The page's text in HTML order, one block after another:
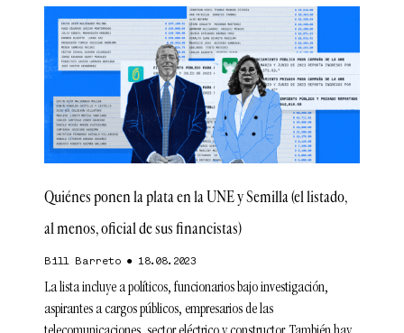
Quiénes ponen la plata en la UNE y Semilla (el listado,
al menos, oficial de sus financistas)
Bill Barreto 18.08.2023
La lista incluye a políticos, funcionarios bajo investigación,
aspirantes a cargos públicos, empresarios de las